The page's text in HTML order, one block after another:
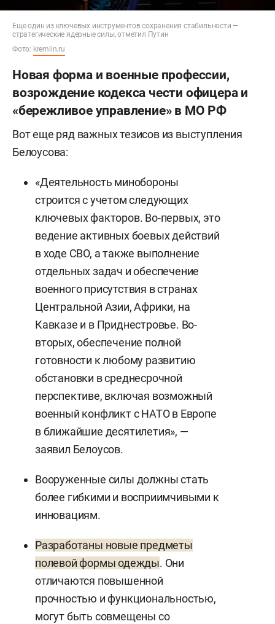
Еще один из ключевых инструментов сохранения стабильности —
стратегические ядерные силы, отметил Путин
Фото: kremlin.ru
Новая форма и военные профессии,
возрождение кодекса чести офицера и
«бережливое управление» в МО РФ
Вот еще ряд важных тезисов из выступления
Белоусова:
«Деятельность минобороны
строится с учетом следующих
ключевых факторов. Во-первых, это
ведение активных боевых действий
в ходе СВО, а также выполнение
отдельных задач и обеспечение
военного присутствия в странах
Центральной Азии, Африки, на
Кавказе и в Приднестровье. Во-
вторых, обеспечение полной
готовности к любому развитию
обстановки в среднесрочной
перспективе, включая возможный
военный конфликт с НАТО в Европе
в ближайшие десятилетия», —
заявил Белоусов.
Вооруженные силы должны стать
более гибкими и восприимчивыми к
инновациям.
Разработаны новые предметы
полевой формы одежды. Они
отличаются повышенной
прочностью и функциональностью,
могут быть совмещены со